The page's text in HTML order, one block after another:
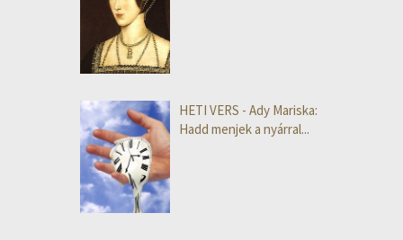
HETI VERS - Ady Mariska:
Hadd menjek a nyárral...